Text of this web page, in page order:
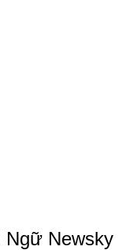
Ngữ Newsky